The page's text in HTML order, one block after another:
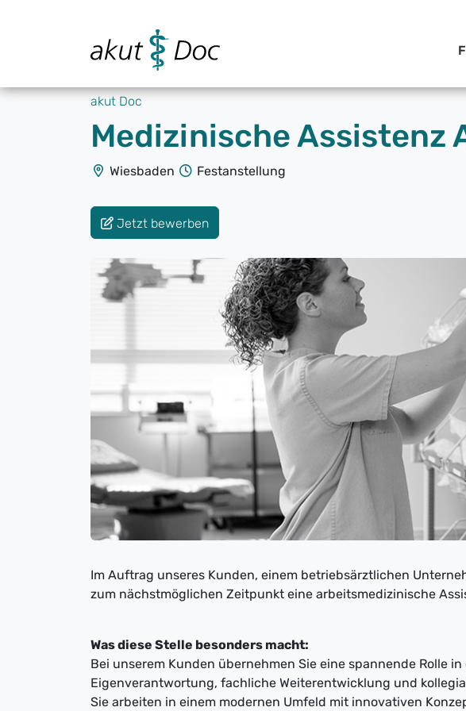
akut Doc
Medizinische Assistenz
Wiesbaden Festanstellung
Jetzt bewerben
Im Auftrag unseres Kunden, einem betriebsärztlichen
zum nächstmöglichen Zeitpunkt eine arbeitsmedizinische
Was diese Stelle besonders macht:
Bei unserem Kunden übernehmen Sie eine spannende Rolle
Eigenverantwortung, fachliche Weiterentwicklung und
Sie arbeiten in einem modernen Umfeld mit innovativen